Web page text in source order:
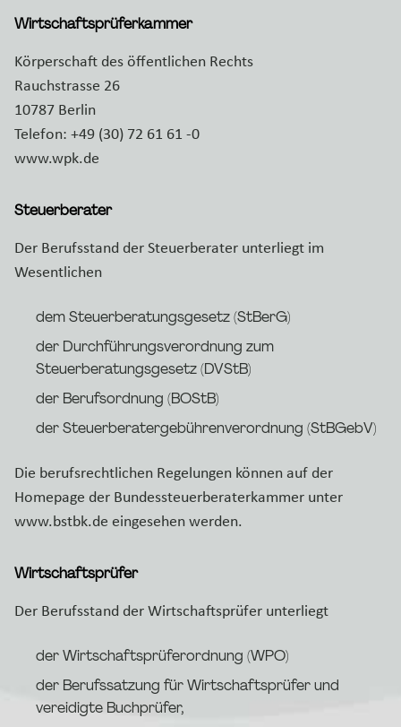
Wirtschaftsprüferkammer
Körperschaft des öffentlichen Rechts
Rauchstrasse 26
10787 Berlin
Telefon: +49 (30) 72 61 61 -0
www.wpk.de
Steuerberater
Der Berufsstand der Steuerberater unterliegt im
Wesentlichen
dem Steuerberatungsgesetz (StBerG)
der Durchführungsverordnung zum
Steuerberatungsgesetz (DVStB)
der Berufsordnung (BOStB)
der Steuerberatergebührenverordnung (StBGebV)
Die berufsrechtlichen Regelungen können auf der
Homepage der Bundessteuerberaterkammer unter
www.bstbk.de eingesehen werden.
Wirtschaftsprüfer
Der Berufsstand der Wirtschaftsprüfer unterliegt
der Wirtschaftsprüferordnung (WPO)
der Berufssatzung für Wirtschaftsprüfer und
vereidigte Buchprüfer,